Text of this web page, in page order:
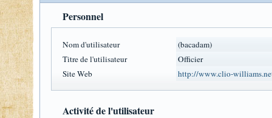
Personnel
Nom d'utilisateur
(bacadam)
Titre de l'utilisateur
Officier
Site Web
http://www.clio-
Activité de l'utilisateur